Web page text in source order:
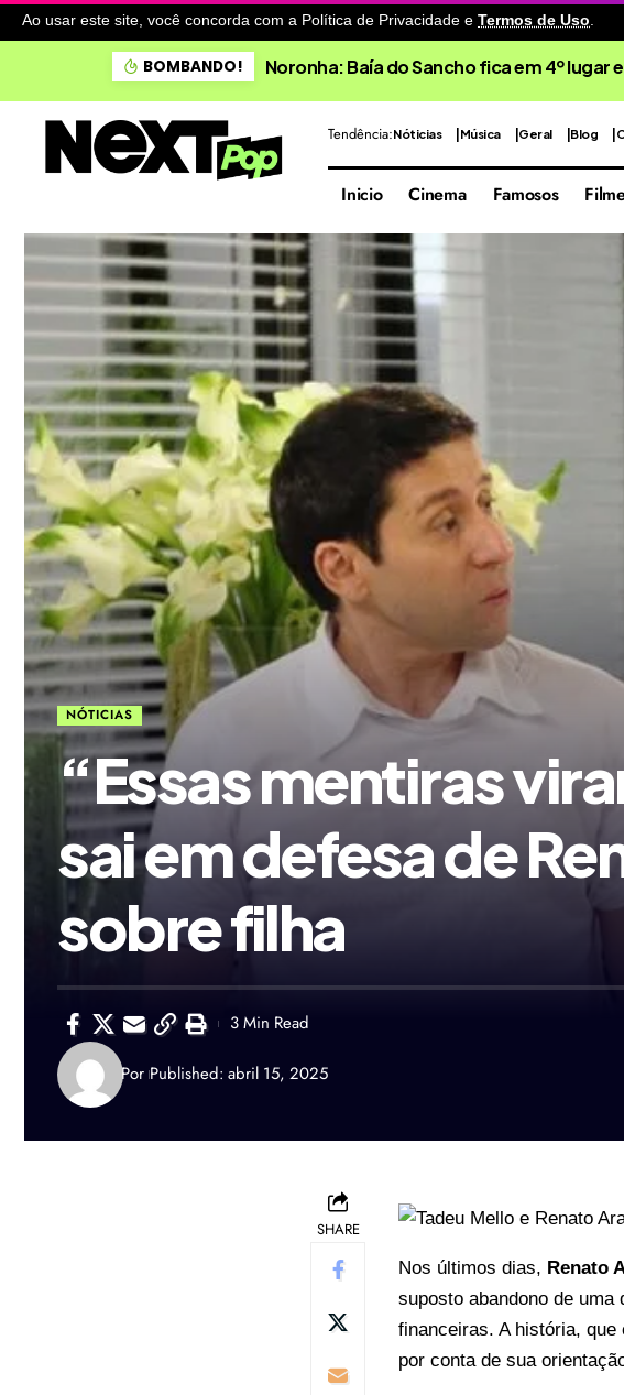
Ao usar este site, você concorda com a Política de Privacidade e Termos de Uso.
BOMBANDO! Noronha: Baía do Sancho fica em 4º
Tendência:Nóticias Música Geral Blog
Inicio Cinema Famosos
NÓTICIAS
“Essas mentiras
sai em defesa de
sobre filha
Por Published: abril 15, 2025
3 Min Read
SHARE
Nos últimos dias, Renato
suposto abandono de
financeiras. A história,
por conta de sua